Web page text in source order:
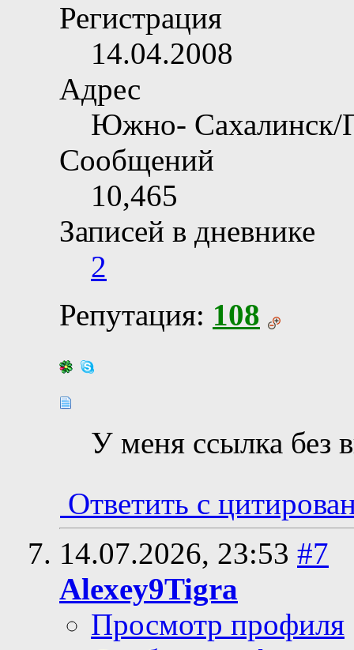
Регистрация
14.04.2008
Адрес
Южно- Сахалинск/
Сообщений
10,465
Записей в дневнике
2
Репутация: 108
У меня ссылка без
Ответить с
14.07.2026, 23:53 #7
Alexey9Tigra
Просмотр профиля